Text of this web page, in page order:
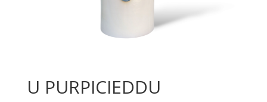
U PURPICIEDDU